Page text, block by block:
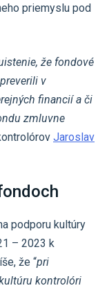
priemyslu pod
že fondové
v
financií a či
zmluvne
Jaroslav
podporu kultúry
– 2023 k
že “pri
kontrolóri